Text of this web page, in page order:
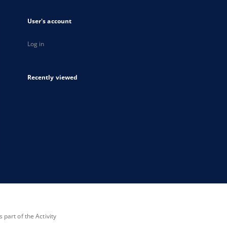
User's account
Log in
Recently viewed
part of the Activity